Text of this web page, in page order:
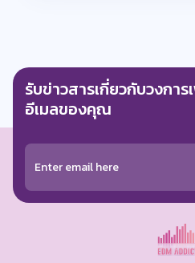
รับข่าวสารเกี่ยวกับวงกา
อีเมลของคุณ